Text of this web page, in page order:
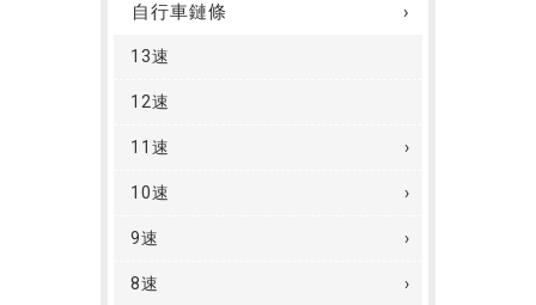
自行車鏈條
13速
12速
11速
10速
9速
8速